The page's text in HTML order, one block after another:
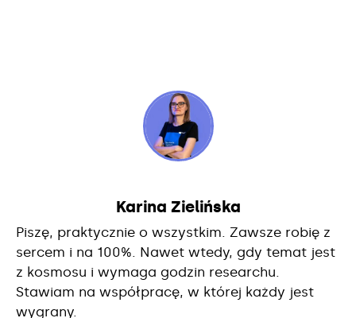
Karina Zielińska
Piszę, praktycznie o wszystkim. Zawsze robię z
sercem i na 100%. Nawet wtedy, gdy temat jest
z kosmosu i wymaga godzin researchu.
Stawiam na współpracę, w której każdy jest
wygrany.